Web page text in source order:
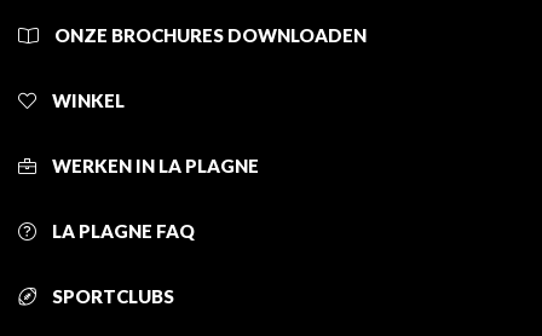
ONZE BROCHURES DOWNLOADEN
WINKEL
WERKEN IN LA PLAGNE
LA PLAGNE FAQ
SPORTCLUBS